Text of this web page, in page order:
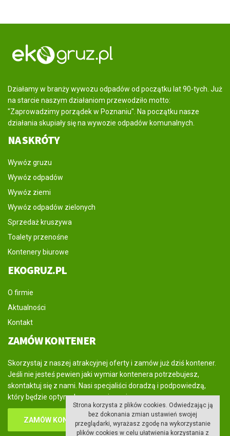
Działamy w branży wywozu odpadów od początku lat 90-tych. Już
na starcie naszym działaniom przewodziło motto:
"Zaprowadzimy porządek w Poznaniu". Na początku nasze
działania skupiały się na wywozie odpadów komunalnych.
NA SKRÓTY
Wywóz gruzu
Wywóz odpadów
Wywóz ziemi
Wywóz odpadów zielonych
Sprzedaż kruszywa
Toalety przenośne
Kontenery biurowe
EKOGRUZ.PL
O firmie
Aktualności
Kontakt
ZAMÓW KONTENER
Skorzystaj z naszej atrakcyjnej oferty i zamów już dziś kontener.
Jeśli nie jesteś pewien jaki wymiar kontenera potrzebujesz,
skontaktuj się z nami. Nasi specjaliści doradzą i podpowiedzą,
który będzie optymalnym rozwiązaniem.
ZAMÓW KONTENER
Strona korzysta z plików cookies. Odwiedzając ją
bez dokonania zmian ustawień swojej
przeglądarki, wyrażasz zgodę na wykorzystanie
plików cookies w celu ułatwienia korzystania z